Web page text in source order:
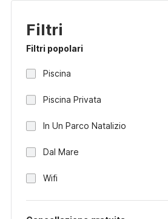
Filtri
Filtri popolari
Piscina
Piscina Privata
In Un Parco Natalizio
Dal Mare
Wifi